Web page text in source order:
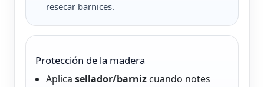
resecar barnices.
Protección de la madera
Aplica sellador/barnizcuando notes